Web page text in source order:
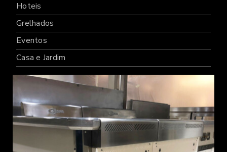
Hoteis
Grelhados
Eventos
Casa e Jardim